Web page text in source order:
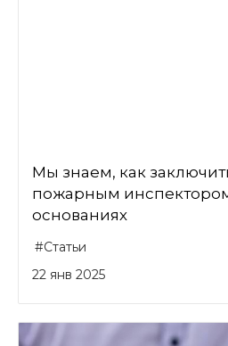
Мы знаем, как
пожарным
основаниях
#Статьи
22 янв 2025